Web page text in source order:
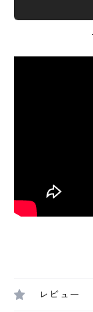
レビュー